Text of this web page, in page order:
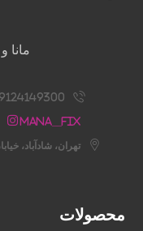
مانا
Mana__fix
محصولات